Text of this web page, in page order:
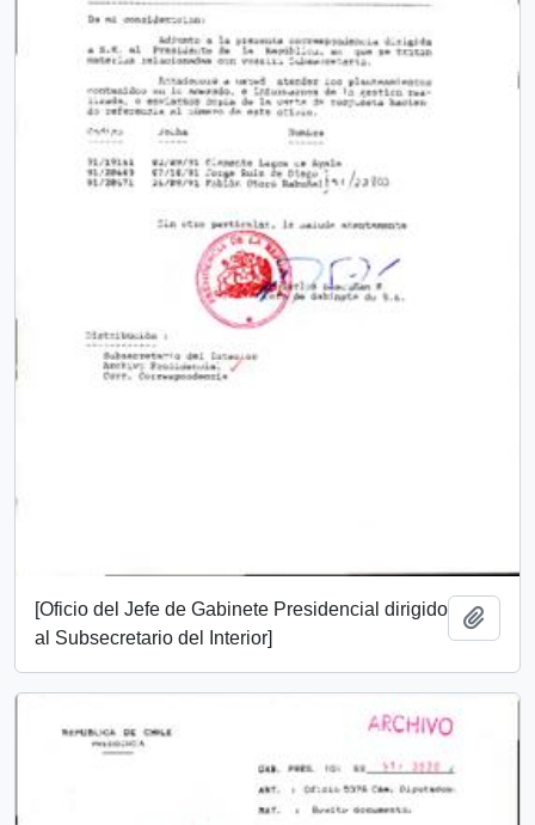
[Oficio del Jefe de Gabinete Presidencial dirigido
al Subsecretario del Interior]